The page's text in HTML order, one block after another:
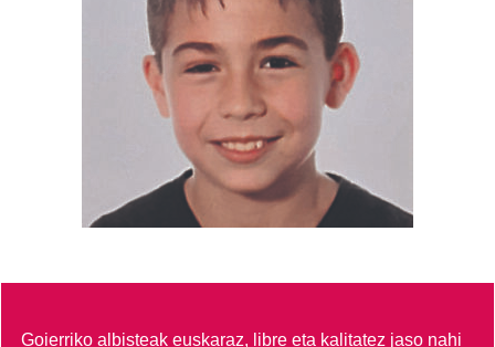
Goierriko albisteak euskaraz, libre eta kalitatez jaso nahi